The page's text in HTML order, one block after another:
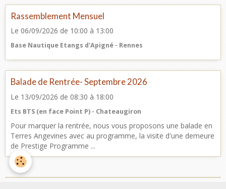
Rassemblement Mensuel
Le 06/09/2026 de 10:00 à 13:00
Base Nautique Etangs d'Apigné - Rennes
Balade de Rentrée- Septembre 2026
Le 13/09/2026 de 08:30 à 18:00
Ets BTS (en face Point P) - Chateaugiron
Pour marquer la rentrée, nous vous proposons une balade en
Terres Angevines avec au programme, la visite d'une demeure
de Prestige Programme ...